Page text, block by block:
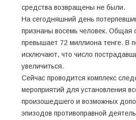
средства возвращены не были.
На сегодняшний день
признаны восемь человек. Общая
превышает 72 миллиона тенге. В
исключают, что число
увеличиться.
Сейчас проводится комплекс
мероприятий для установления
произошедшего и возможных
эпизодов противоправной